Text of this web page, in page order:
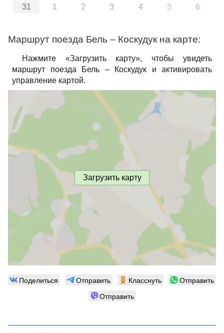
31
1 2 3 4 5 6
Маршрут поезда Бель – Коскудук на карте:
Нажмите «Загрузить карту», чтобы увидеть
маршрут поезда Бель – Коскудук и активировать
управление картой.
Загрузить карту
Поделиться Отправить Класснуть
Отправить
Отправить